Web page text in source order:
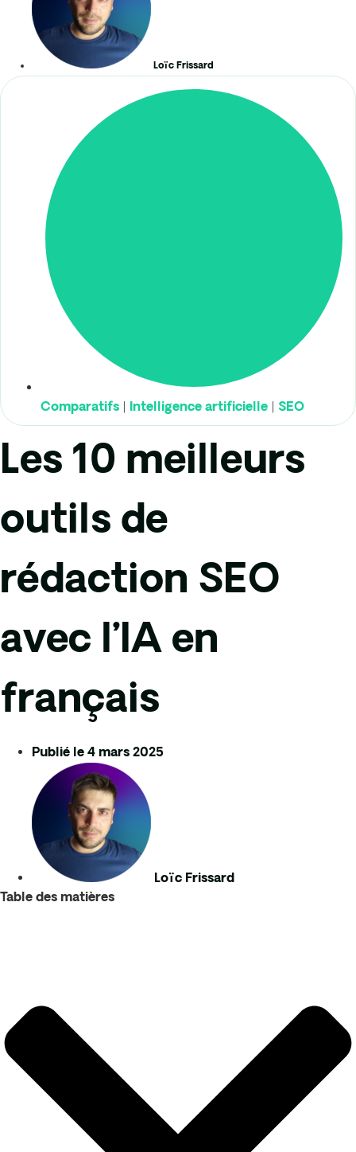
Loïc Frissard
Comparatifs Intelligence artificielle SEO
Les 10 meilleurs
outils de
rédaction SEO
avec l’IA en
français
Publié le 4 mars 2025
Loïc Frissard
Table des matières